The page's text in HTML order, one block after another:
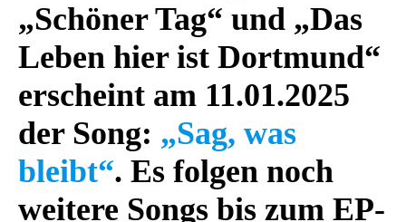
„Schöner Tag“ und „Das
Leben hier ist Dortmund“
erscheint am 11.01.2025
der Song: „Sag, was
bleibt“. Es folgen noch
weitere Songs bis zum EP-